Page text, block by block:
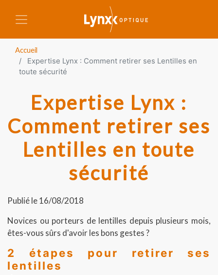
Aller au contenu principal
Accueil
Expertise Lynx : Comment retirer ses Lentilles en
toute sécurité
Expertise Lynx :
Comment retirer ses
Lentilles en toute
sécurité
Publié le 16/08/2018
Novices ou porteurs de lentilles depuis plusieurs mois,
êtes-vous sûrs d'avoirles bons gestes?
2 étapes pour retirer ses
lentilles